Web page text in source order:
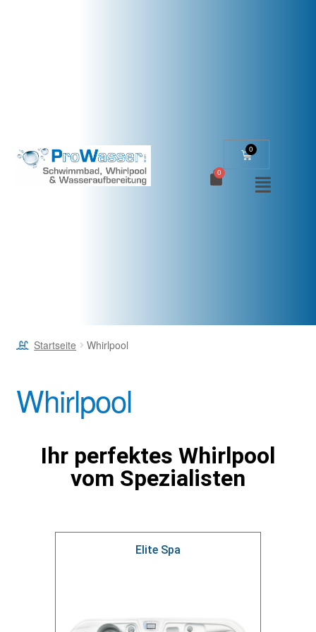
Startseite Whirlpool
Whirlpool
Ihr perfektes Whirlpool
vom Spezialisten
Elite Spa